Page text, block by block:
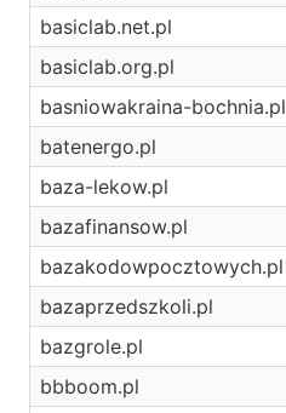
basiclab.net.pl
basiclab.org.pl
basniowakraina-bochnia.pl
batenergo.pl
baza-lekow.pl
bazafinansow.pl
bazakodowpocztowych.pl
bazaprzedszkoli.pl
bazgrole.pl
bbboom.pl